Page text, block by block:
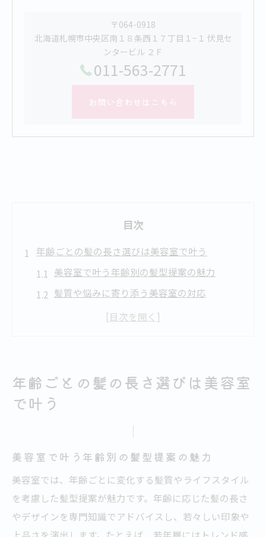
〒064-0918
北海道札幌市中央区南１８条西１７丁目１−１ 伏見セ
ンタービル ２Ｆ
011-563-2771
お問い合わせはこちら
目次
年齢ごとの髪の長さ選びは美容室で叶う
美容室で叶う年齢別の髪型提案の魅力
髪質や悩みに寄り添う美容室の対応
札幌の美容室で支持される長さの傾向
美容室選びで重視したいポイントを解説
骨格や髪質に合う長さの秘訣を解説
髪質ごとに変わる似合う髪の長さの選び方
くせ毛にも対応する美容室のカット技術
美容室で相談できる骨格補正の切り方とは
札幌の美容室が提案する骨格別ヘアスタイ
ル
年齢ごとの髪の長さ選びは美容室
で叶う
美容室で叶う年齢別の髪型提案の魅力
美容室では、年齢ごとに変化する髪質やライフスタイル
を考慮した髪型提案が魅力です。年齢に応じた髪の長さ
やデザインを専門知識でアドバイスし、若々しい印象や